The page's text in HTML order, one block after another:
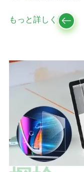
もっと詳しく知る